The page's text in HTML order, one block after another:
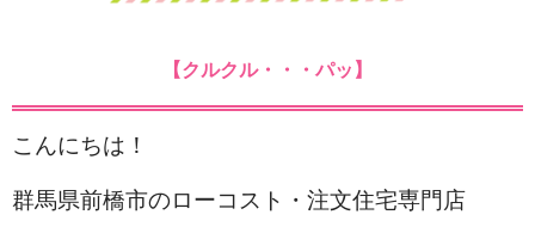
【クルクル・・・パッ】
こんにちは！
群馬県前橋市のローコスト・注文住宅専門店